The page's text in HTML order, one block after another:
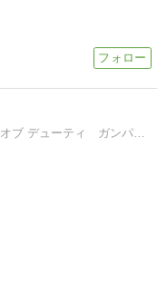
海外ゲーム情報配信してます。コール オブ デューティ ガンパレード・マーチ ヴァンガード 大好き